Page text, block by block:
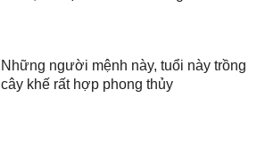
Những người mệnh này, tuổi này trồng
cây khế rất hợp phong thủy